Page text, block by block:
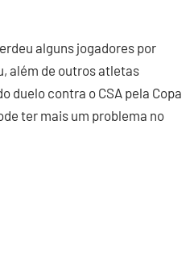
alguns jogadores por
além de outros atletas
duelo contra o CSA pela Copa
ter mais um problema no